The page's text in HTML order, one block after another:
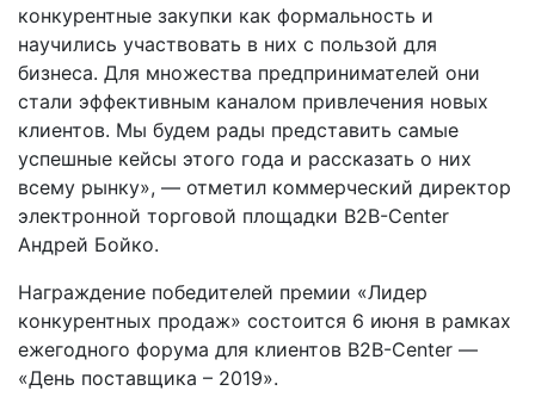
конкурентные закупки как формальность и
научились участвовать в них с пользой для
бизнеса. Для множества предпринимателей они
стали эффективным каналом привлечения новых
клиентов. Мы будем рады представить самые
успешные кейсы этого года и рассказать о них
всему рынку», — отметил коммерческий директор
электронной торговой площадки B2B-Center
Андрей Бойко.
Награждение победителей премии «Лидер
конкурентных продаж» состоится 6 июня в рамках
ежегодного форума для клиентов B2B-Center —
«День поставщика – 2019».